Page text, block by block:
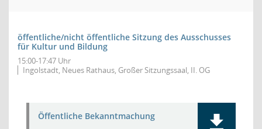
öffentliche/nicht öffentliche Sitzung des Ausschusses
für Kultur und Bildung
15:00-17:47 Uhr
Ingolstadt, Neues Rathaus, Großer Sitzungssaal, II. OG
Öffentliche Bekanntmachung